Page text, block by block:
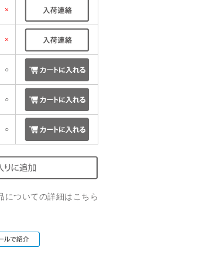
×
×
○
○
○
についての詳細はこちら